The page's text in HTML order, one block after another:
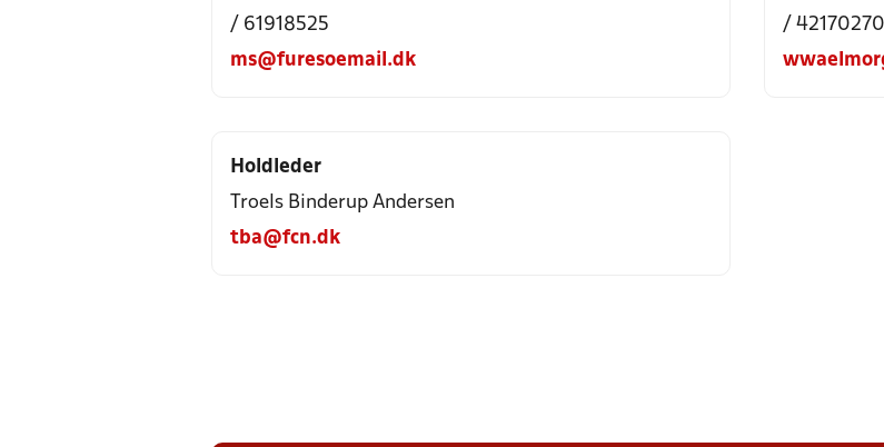
/ 61918525
ms@furesoemail.dk
/ 42170270
Holdleder
Troels Binderup Andersen
tba@fcn.dk